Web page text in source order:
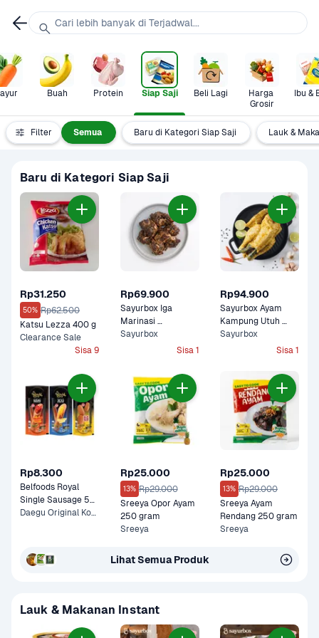
Buah Protein Siap Saji Beli Lagi
Harga
Grosir
Ibu &
Filter Semua Baru di Kategori Siap Saji Lauk &
Baru di Kategori Siap Saji
Rp31.250
50% Rp62.500
Katsu Lezza 400 g
Clearance Sale
Sisa 9
Rp69.900
Sayurbox Iga
Marinasi
Blackpepper 500
Sayurbox
Sisa 1
Rp94.900
Sayurbox Ayam
Kampung Utuh
Bumbu Kuning 750
Sayurbox
Sisa 1
Rp8.300
Belfoods Royal
Single Sausage 55
gram
Daegu Original Korean, Nami Spicy Korean +1 Lainnya
Rp25.000
13% Rp29.000
Sreeya Opor Ayam
250 gram
Sreeya
Rp25.000
13% Rp29.000
Sreeya Ayam
Rendang 250 gram
Sreeya
Lihat Semua Produk
Lauk & Makanan Instant
Cari lebih banyak di Terjadwal...